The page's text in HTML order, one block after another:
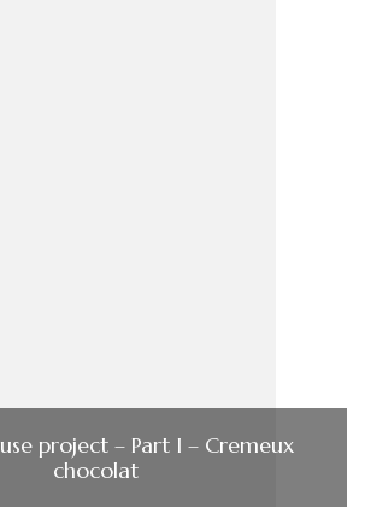
project – Part I – Cremeux
chocolat